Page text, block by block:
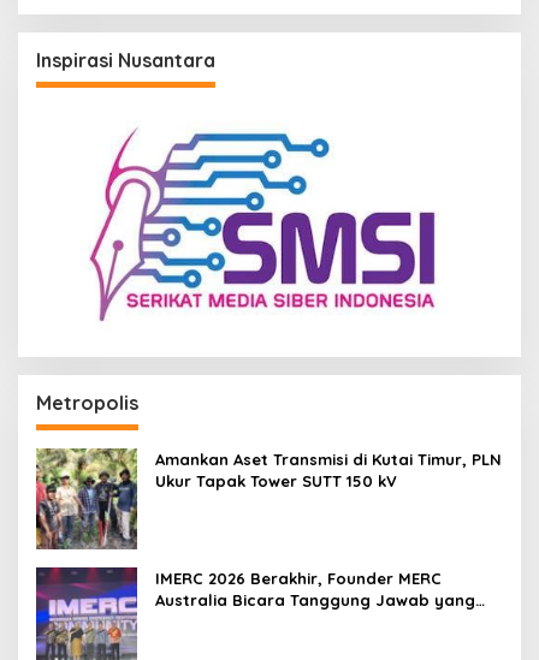
Inspirasi Nusantara
Metropolis
Amankan Aset Transmisi di Kutai Timur, PLN
Ukur Tapak Tower SUTT 150 kV
IMERC 2026 Berakhir, Founder MERC
Australia Bicara Tanggung Jawab yang